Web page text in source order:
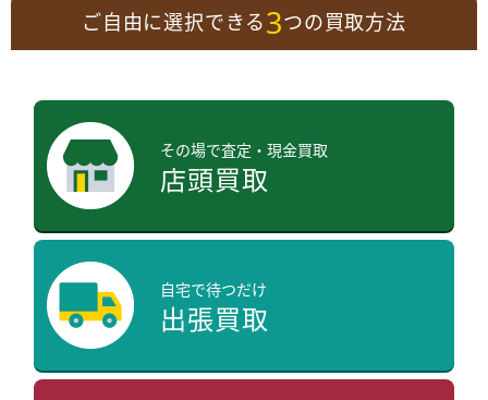
ご自由に選択できる3つの買取方法
その場で査定・現金買取
店頭買取
自宅で待つだけ
出張買取